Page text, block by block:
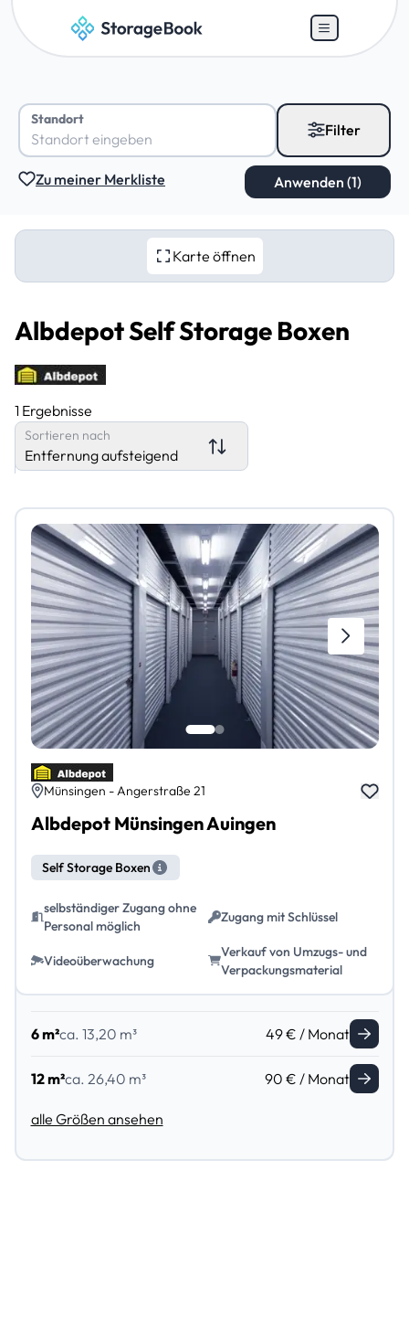
Standort
Filter
Zu meiner Merkliste
Karte öffnen
Albdepot Self Storage Boxen
1 Ergebnisse
Sortieren nach
Entfernung aufsteigend
Münsingen - Angerstraße 21
Albdepot Münsingen Auingen
Self Storage Boxen
selbständiger Zugang ohne
Personal möglich
Zugang mit Schlüssel
Videoüberwachung
Verkauf von Umzugs- und
Verpackungsmaterial
6 m²ca. 13,20 m³ 49 € / Monat
12 m²ca. 26,40 m³ 90 € / Monat
alle Größen ansehen